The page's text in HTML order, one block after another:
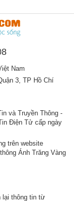
Nam
3, TP Hồ Chí
và Truyền Thông -
Điện Tử cấp ngày
trên website
Ánh Trăng Vàng
lại thông tin từ